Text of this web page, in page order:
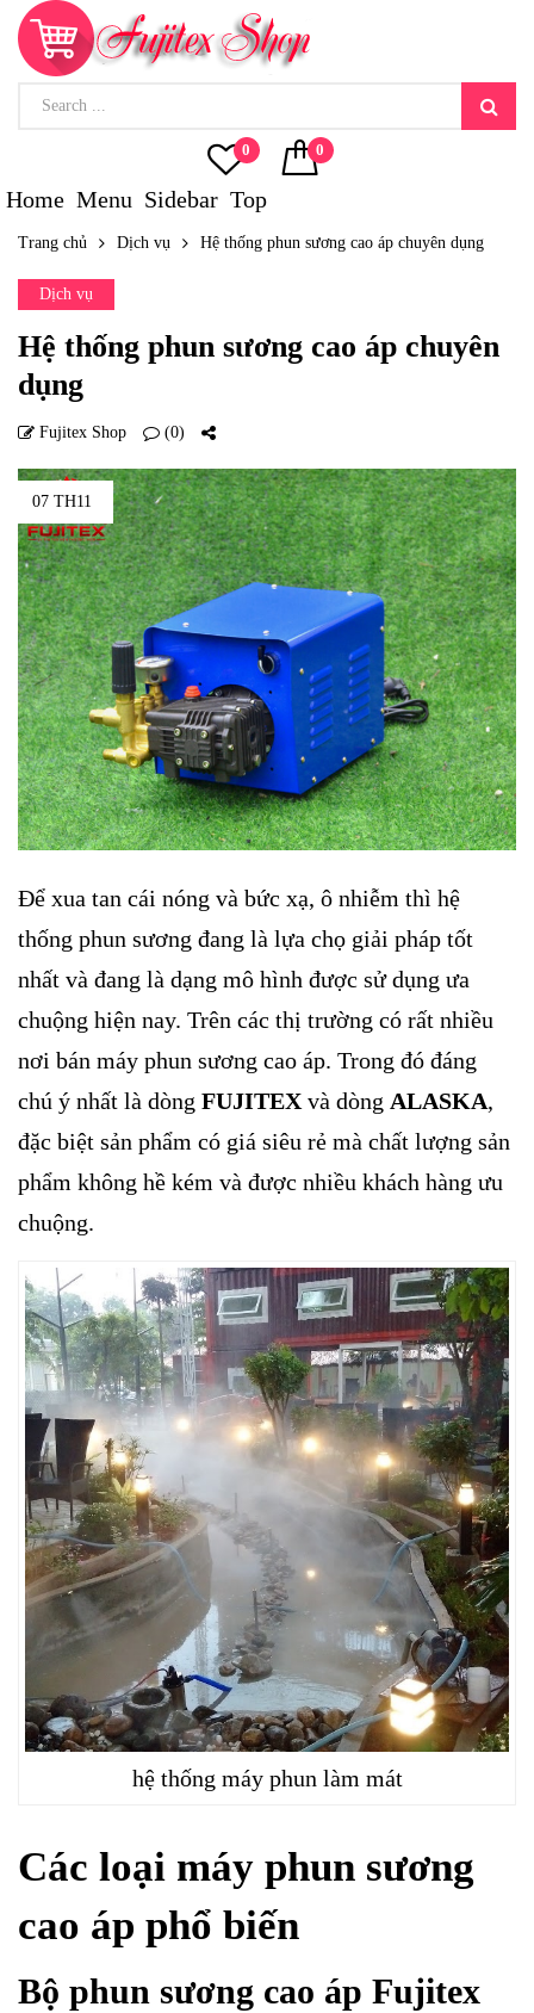
0 0
Home Menu Sidebar Top
Trang chủ Dịch vụ Hệ thống phun sương cao áp chuyên dụng
Dịch vụ
Hệ thống phun sương cao áp chuyên
dụng
Fujitex Shop (0)
07 TH11
Để xua tan cái nóng và bức xạ, ô nhiễm thì hệ
thống phun sương đang là lựa chọ giải pháp tốt
nhất và đang là dạng mô hình được sử dụng ưa
chuộng hiện nay. Trên các thị trường có rất nhiều
nơi bán máy phun sương cao áp. Trong đó đáng
chú ý nhất là dòng FUJITEX và dòng ALASKA,
đặc biệt sản phẩm có giá siêu rẻ mà chất lượng sản
phẩm không hề kém và được nhiều khách hàng ưu
chuộng.
hệ thống máy phun làm mát
Các loại máy phun sương
cao áp phổ biến
Bộ phun sương cao áp Fujitex